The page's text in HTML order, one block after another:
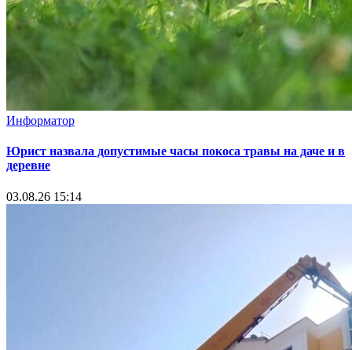
Информатор
Юрист назвала допустимые часы покоса травы на даче и в
деревне
03.08.26 15:14